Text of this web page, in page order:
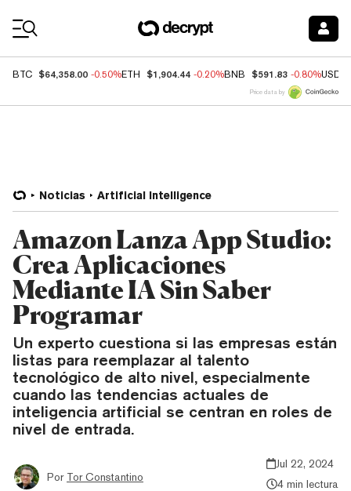
BTC $64,358.00 -0.50%ETH $1,904.44 -0.20%BNB $591.83 -0.80%USDC
Price data by
Noticias Artificial Intelligence
Amazon Lanza App Studio:
Crea Aplicaciones
Mediante IA Sin Saber
Programar
Un experto cuestiona si las empresas están
listas para reemplazar al talento
tecnológico de alto nivel, especialmente
cuando las tendencias actuales de
inteligencia artificial se centran en roles de
nivel de entrada.
Por Tor Constantino
Jul 22, 2024
4 min lectura